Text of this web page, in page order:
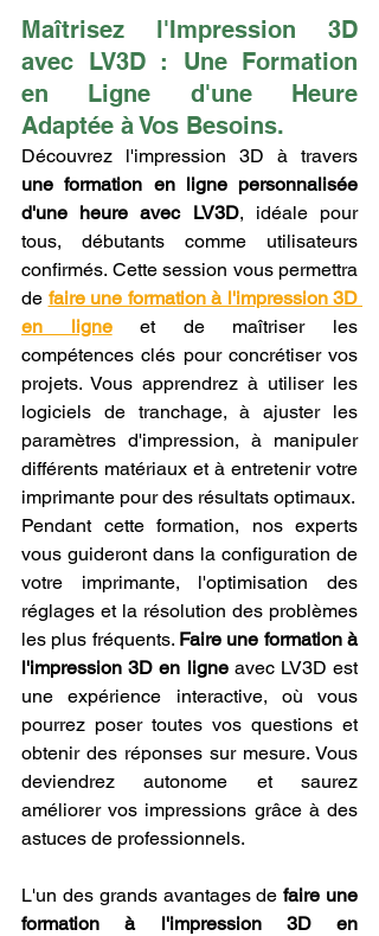
Maîtrisez l'Impression 3D
avec LV3D : Une Formation
en Ligne d'une Heure
Adaptée à Vos Besoins.
une formation en ligne personnalisée
d'une heure avec LV3D, idéale pour
tous, débutants comme utilisateurs
confirmés. Cette session vous permettra
de faire une formation à l'impression 3D
en ligne et de maîtriser les
compétences clés pour concrétiser vos
projets. Vous apprendrez à utiliser les
logiciels de tranchage, à ajuster les
paramètres d'impression, à manipuler
différents matériaux et à entretenir votre
imprimante pour des résultats optimaux.
Pendant cette formation, nos experts
vous guideront dans la configuration de
votre imprimante, l'optimisation des
réglages et la résolution des problèmes
les plus fréquents. Faire une formation à
l'impression 3D en ligne avec LV3D est
une expérience interactive, où vous
pourrez poser toutes vos questions et
obtenir des réponses sur mesure. Vous
deviendrez autonome et saurez
améliorer vos impressions grâce à des
astuces de professionnels.
L'un des grands avantages de faire une
formation à l'impression 3D en